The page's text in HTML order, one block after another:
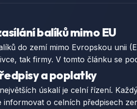
balíků mimo EU
do zemí mimo Evropskou unii
tak firmy. V tomto článku se
a poplatky
úskalí je celní řízení.
informovat o celních předpisech